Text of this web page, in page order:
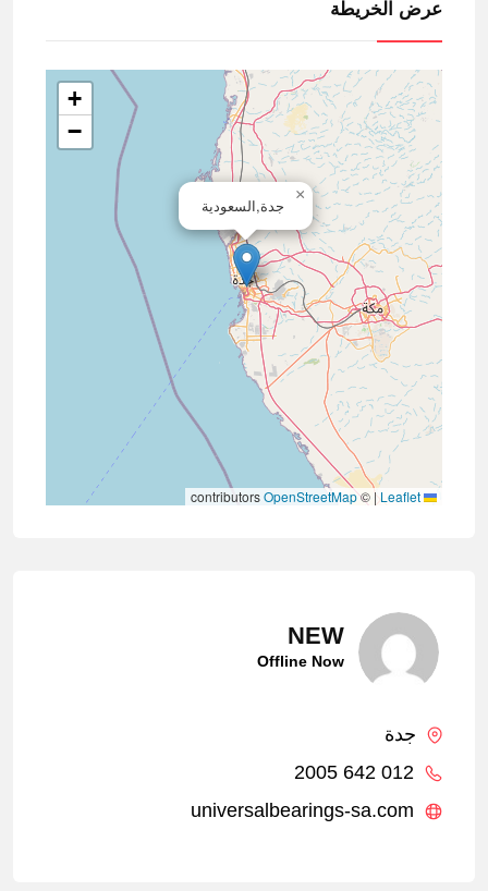
عرض الخريطة
جدة,السعودية
×
+
−
|
©
OpenStreetMap
NEW
Offline Now
جدة